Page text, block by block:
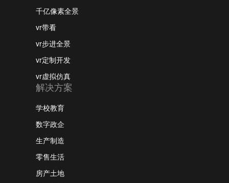
千亿像素全景
vr带看
vr步进全景
vr定制开发
vr虚拟仿真
解决方案
学校教育
数字政企
生产制造
零售生活
房产土地